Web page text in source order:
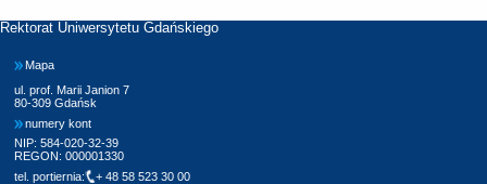
Rektorat Uniwersytetu Gdańskiego
Mapa
ul. prof. Marii Janion 7
80-309 Gdańsk
numery kont
NIP: 584-020-32-39
REGON: 000001330
tel. portiernia:
+ 48 58 523 30 00